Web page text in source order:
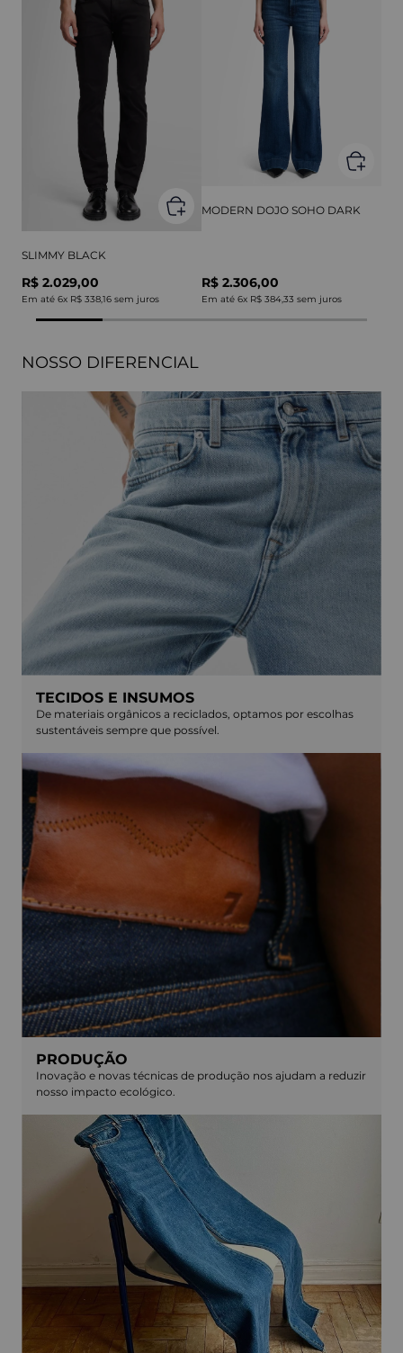
SLIMMY BLACK
R$ 2.029,00
Em até 6x R$ 338,16 sem juros
MODERN DOJO SOHO DARK
R$ 2.306,00
Em até 6x R$ 384,33 sem juros
NOSSO DIFERENCIAL
TECIDOS E INSUMOS
De materiais orgânicos a reciclados, optamos por escolhas
sustentáveis sempre que possível.
PRODUÇÃO
Inovação e novas técnicas de produção nos ajudam a reduzir
nosso impacto ecológico.